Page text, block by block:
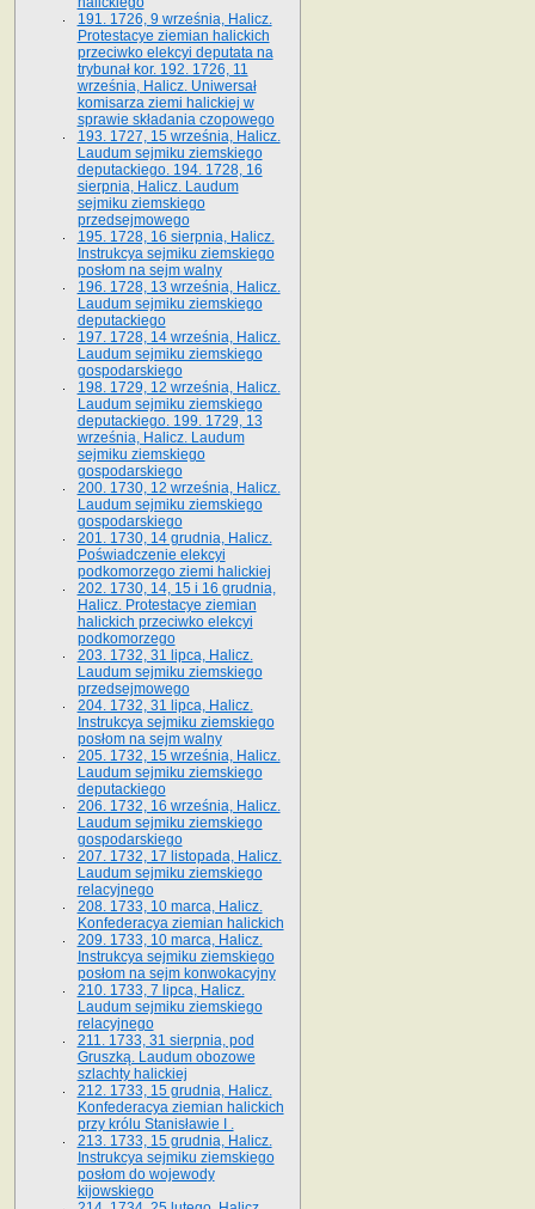
191. 1726, 9 września, Halicz.
Protestacye ziemian halickich
przeciwko elekcyi deputata na
trybunał kor. 192. 1726, 11
września, Halicz. Uniwersał
komisarza ziemi halickiej w
sprawie składania czopowego
193. 1727, 15 września, Halicz.
Laudum sejmiku ziemskiego
deputackiego. 194. 1728, 16
sierpnia, Halicz. Laudum
sejmiku ziemskiego
przedsejmowego
195. 1728, 16 sierpnia, Halicz.
Instrukcya sejmiku ziemskiego
posłom na sejm walny
196. 1728, 13 września, Halicz.
Laudum sejmiku ziemskiego
deputackiego
197. 1728, 14 września, Halicz.
Laudum sejmiku ziemskiego
gospodarskiego
198. 1729, 12 września, Halicz.
Laudum sejmiku ziemskiego
deputackiego. 199. 1729, 13
września, Halicz. Laudum
sejmiku ziemskiego
gospodarskiego
200. 1730, 12 września, Halicz.
Laudum sejmiku ziemskiego
gospodarskiego
201. 1730, 14 grudnia, Halicz.
Poświadczenie elekcyi
podkomorzego ziemi halickiej
202. 1730, 14, 15 i 16 grudnia,
Halicz. Protestacye ziemian
halickich przeciwko elekcyi
podkomorzego
203. 1732, 31 lipca, Halicz.
Laudum sejmiku ziemskiego
przedsejmowego
204. 1732, 31 lipca, Halicz.
Instrukcya sejmiku ziemskiego
posłom na sejm walny
205. 1732, 15 września, Halicz.
Laudum sejmiku ziemskiego
deputackiego
206. 1732, 16 września, Halicz.
Laudum sejmiku ziemskiego
gospodarskiego
207. 1732, 17 listopada, Halicz.
Laudum sejmiku ziemskiego
relacyjnego
208. 1733, 10 marca, Halicz.
Konfederacya ziemian halickich­
209. 1733, 10 marca, Halicz.
Instrukcya sejmiku ziemskiego
posłom na sejm konwokacyjny
210. 1733, 7 lipca, Halicz.
Laudum sejmiku ziemskiego
relacyjnego
211. 1733, 31 sierpnia, pod
Gruszką. Laudum obozowe
szlachty halickiej
212. 1733, 15 grudnia, Halicz.
Konfederacya ziemian halickich
przy królu Stanisławie I .
213. 1733, 15 grudnia, Halicz.
Instrukcya sejmiku ziemskiego
posłom do wojewody
kijowskiego